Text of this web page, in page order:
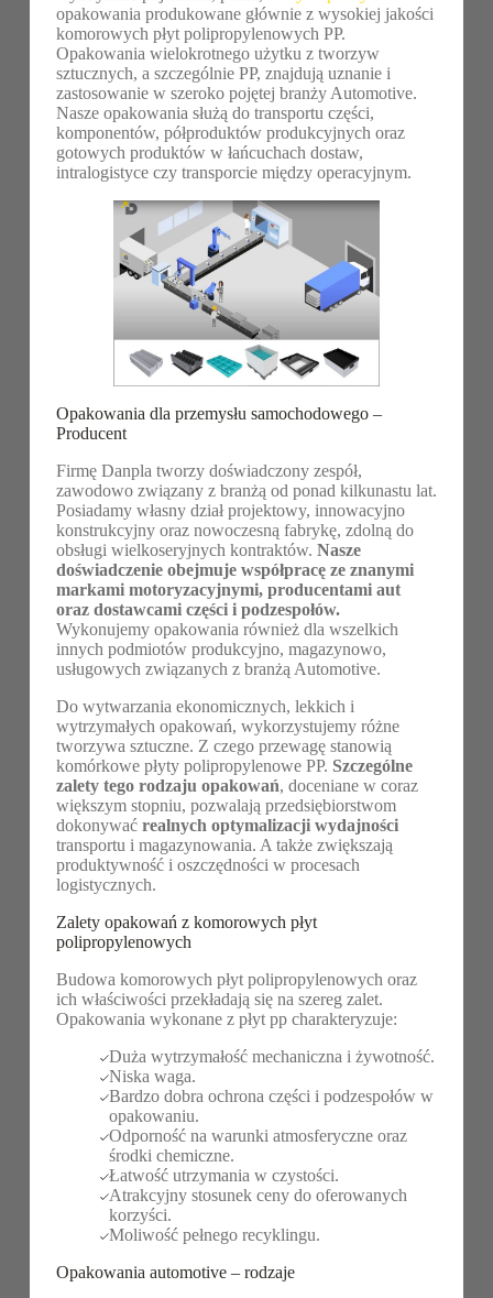
opakowania produkowane głównie z wysokiej jakości
komorowych płyt polipropylenowych PP.
Opakowania wielokrotnego użytku z tworzyw
sztucznych, a szczególnie PP, znajdują uznanie i
zastosowanie w szeroko pojętej branży Automotive.
Nasze opakowania służą do transportu części,
komponentów, półproduktów produkcyjnych oraz
gotowych produktów w łańcuchach dostaw,
intralogistyce czy transporcie między operacyjnym.
Opakowania dla przemysłu samochodowego –
Producent
Firmę Danpla tworzy doświadczony zespół,
zawodowo związany z branżą od ponad kilkunastu lat.
Posiadamy własny dział projektowy, innowacyjno
konstrukcyjny oraz nowoczesną fabrykę, zdolną do
obsługi wielkoseryjnych kontraktów. Nasze
doświadczenie obejmuje współpracę ze znanymi
markami motoryzacyjnymi, producentami aut
oraz dostawcami części i podzespołów.
Wykonujemy opakowania również dla wszelkich
innych podmiotów produkcyjno, magazynowo,
usługowych związanych z branżą Automotive.
Do wytwarzania ekonomicznych, lekkich i
wytrzymałych opakowań, wykorzystujemy różne
tworzywa sztuczne. Z czego przewagę stanowią
komórkowe płyty polipropylenowe PP. Szczególne
zalety tego rodzaju opakowań, doceniane w coraz
większym stopniu, pozwalają przedsiębiorstwom
dokonywać realnych optymalizacji wydajności
transportu i magazynowania. A także zwiększają
produktywność i oszczędności w procesach
logistycznych.
Zalety opakowań z komorowych płyt
polipropylenowych
Budowa komorowych płyt polipropylenowych oraz
ich właściwości przekładają się na szereg zalet.
Opakowania wykonane z płyt pp charakteryzuje:
Duża wytrzymałość mechaniczna i żywotność.
Niska waga.
Bardzo dobra ochrona części i podzespołów w
opakowaniu.
Odporność na warunki atmosferyczne oraz
środki chemiczne.
Łatwość utrzymania w czystości.
Atrakcyjny stosunek ceny do oferowanych
korzyści.
Moliwość pełnego recyklingu.
Opakowania automotive – rodzaje